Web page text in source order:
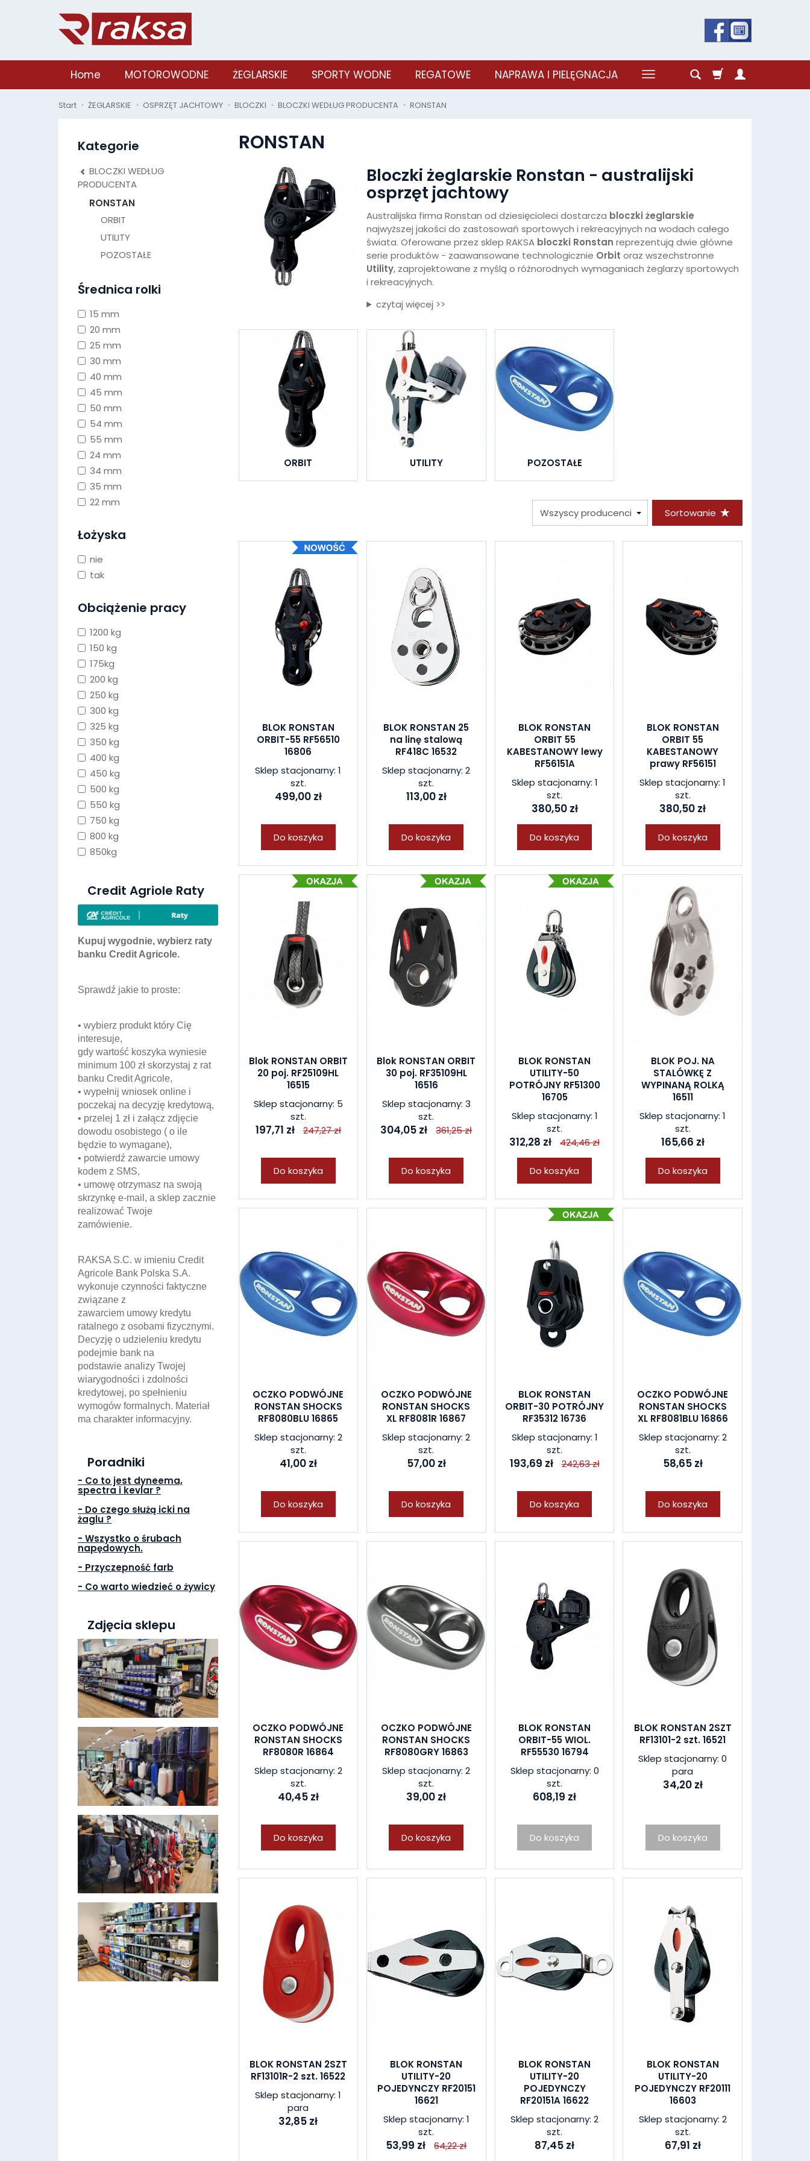
Home MOTOROWODNE ŻEGLARSKIE SPORTY WODNE REGATOWE NAPRAWA I PIELĘGNACJA
Start ŻEGLARSKIE OSPRZĘT JACHTOWY BLOCZKI BLOCZKI WEDŁUG PRODUCENTA RONSTAN
RONSTAN
Bloczki żeglarskie Ronstan - australijski
osprzęt jachtowy
Australijska firma Ronstan od dziesięcioleci dostarcza bloczki żeglarskie
najwyższej jakości do zastosowań sportowych i rekreacyjnych na wodach całego
świata. Oferowane przez sklep RAKSA bloczki Ronstan reprezentują dwie główne
serie produktów - zaawansowane technologicznie Orbit oraz wszechstronne
Utility, zaprojektowane z myślą o różnorodnych wymaganiach żeglarzy sportowych
i rekreacyjnych.
czytaj więcej >>
ORBIT UTILITY POZOSTAŁE
Sortowanie
BLOK RONSTAN
ORBIT-55 RF56510
16806
Sklep stacjonarny: 1
szt.
499,00 zł
Do koszyka
BLOK RONSTAN 25
na linę stalową
RF418C 16532
Sklep stacjonarny: 2
szt.
113,00 zł
Do koszyka
BLOK RONSTAN
ORBIT 55
KABESTANOWY lewy
RF56151A
Sklep stacjonarny: 1
szt.
380,50 zł
Do koszyka
BLOK RONSTAN
ORBIT 55
KABESTANOWY
prawy RF56151
Sklep stacjonarny: 1
szt.
380,50 zł
Do koszyka
Blok RONSTAN ORBIT
20 poj. RF25109HL
16515
Sklep stacjonarny: 5
szt.
197,71 zł 247,27 zł
Do koszyka
Blok RONSTAN ORBIT
30 poj. RF35109HL
16516
Sklep stacjonarny: 3
szt.
304,05 zł 361,25 zł
Do koszyka
BLOK RONSTAN
UTILITY-50
POTRÓJNY RF51300
16705
Sklep stacjonarny: 1
szt.
312,28 zł 424,46 zł
Do koszyka
BLOK POJ. NA
STALÓWKĘ Z
WYPINANĄ ROLKĄ
16511
Sklep stacjonarny: 1
szt.
165,66 zł
Do koszyka
OCZKO PODWÓJNE
RONSTAN SHOCKS
RF8080BLU 16865
Sklep stacjonarny: 2
szt.
41,00 zł
Do koszyka
OCZKO PODWÓJNE
RONSTAN SHOCKS
XL RF8081R 16867
Sklep stacjonarny: 2
szt.
57,00 zł
Do koszyka
BLOK RONSTAN
ORBIT-30 POTRÓJNY
RF35312 16736
Sklep stacjonarny: 1
szt.
193,69 zł 242,63 zł
Do koszyka
OCZKO PODWÓJNE
RONSTAN SHOCKS
XL RF8081BLU 16866
Sklep stacjonarny: 2
szt.
58,65 zł
Do koszyka
OCZKO PODWÓJNE
RONSTAN SHOCKS
RF8080R 16864
Sklep stacjonarny: 2
szt.
40,45 zł
Do koszyka
OCZKO PODWÓJNE
RONSTAN SHOCKS
RF8080GRY 16863
Sklep stacjonarny: 2
szt.
39,00 zł
Do koszyka
BLOK RONSTAN
ORBIT-55 WIOL.
RF55530 16794
Sklep stacjonarny: 0
szt.
608,19 zł
Do koszyka
BLOK RONSTAN 2SZT
RF13101-2 szt. 16521
Sklep stacjonarny: 0
para
34,20 zł
Do koszyka
BLOK RONSTAN 2SZT
RF13101R-2 szt. 16522
Sklep stacjonarny: 1
para
32,85 zł
BLOK RONSTAN
UTILITY-20
POJEDYNCZY RF20151
16621
Sklep stacjonarny: 1
szt.
53,99 zł 64,22 zł
BLOK RONSTAN
UTILITY-20
POJEDYNCZY
RF20151A 16622
Sklep stacjonarny: 2
szt.
87,45 zł
BLOK RONSTAN
UTILITY-20
POJEDYNCZY RF20111
16603
Sklep stacjonarny: 2
szt.
67,91 zł
Kategorie
BLOCZKI WEDŁUG
PRODUCENTA
RONSTAN
ORBIT
UTILITY
POZOSTAŁE
Średnica rolki
15 mm
20 mm
25 mm
30 mm
40 mm
45 mm
50 mm
54 mm
55 mm
24 mm
34 mm
35 mm
22 mm
Łożyska
nie
tak
Obciążenie pracy
1200 kg
150 kg
175kg
200 kg
250 kg
300 kg
325 kg
350 kg
400 kg
450 kg
500 kg
550 kg
750 kg
800 kg
850kg
Credit Agriole Raty
Kupuj wygodnie, wybierz raty
banku Credit Agricole.
Sprawdź jakie to proste:
• wybierz produkt który Cię
interesuje,
gdy wartość koszyka wyniesie
minimum 100 zł skorzystaj z rat
banku Credit Agricole,
• wypełnij wniosek online i
poczekaj na decyzję kredytową,
• przelej 1 zł i załącz zdjęcie
dowodu osobistego ( o ile
będzie to wymagane),
• potwierdź zawarcie umowy
kodem z SMS,
• umowę otrzymasz na swoją
skrzynkę e-mail, a sklep zacznie
realizować Twoje
zamówienie.
RAKSA S.C. w imieniu Credit
Agricole Bank Polska S.A.
wykonuje czynności faktyczne
związane z
zawarciem umowy kredytu
ratalnego z osobami fizycznymi.
Decyzję o udzieleniu kredytu
podejmie bank na
podstawie analizy Twojej
wiarygodności i zdolności
kredytowej, po spełnieniu
wymogów formalnych. Materiał
ma charakter informacyjny.
Poradniki
- Co to jest dyneema,
spectra i kevlar ?
- Do czego służą icki na
żaglu ?
- Wszystko o śrubach
napędowych.
- Przyczepność farb
- Co warto wiedzieć o żywicy
Zdjęcia sklepu